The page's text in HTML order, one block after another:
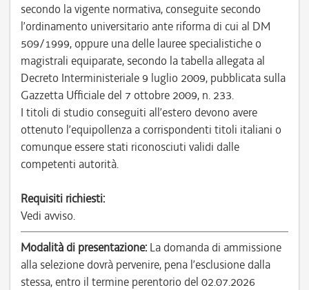
secondo la vigente normativa, conseguite secondo
l’ordinamento universitario ante riforma di cui al DM
509/1999, oppure una delle lauree specialistiche o
magistrali equiparate, secondo la tabella allegata al
Decreto Interministeriale 9 luglio 2009, pubblicata sulla
Gazzetta Ufficiale del 7 ottobre 2009, n. 233.
I titoli di studio conseguiti all’estero devono avere
ottenuto l’equipollenza a corrispondenti titoli italiani o
comunque essere stati riconosciuti validi dalle
competenti autorità.
Requisiti richiesti:
Vedi avviso.
Modalità di presentazione: La domanda di ammissione
alla selezione dovrà pervenire, pena l’esclusione dalla
stessa, entro il termine perentorio del 02.07.2026